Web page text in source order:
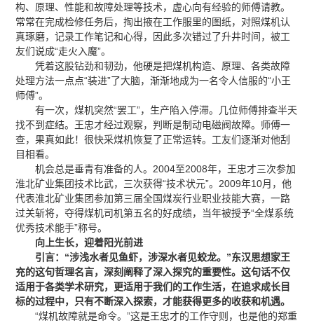
构、原理、性能和故障处理等技术，虚心向有经验的师傅请教。
常常在完成检修任务后，掏出掖在工作服里的图纸，对照煤机认
真琢磨，记录工作笔记和心得，因此多次错过了升井时间，被工
友们说成“走火入魔”。
凭着这股钻劲和韧劲，他硬是把煤机构造、原理、各类故障
处理方法一点点“装进”了大脑，渐渐地成为一名令人信服的“小王
师傅”。
有一次，煤机突然“罢工”，生产陷入停滞。几位师傅排查半天
找不到症结。王忠才经过观察，判断是制动电磁阀故障。师傅一
查，果真如此！很快采煤机恢复了正常运转。工友们逐渐对他刮
目相看。
机会总是垂青有准备的人。2004至2008年，王忠才三次参加
淮北矿业集团技术比武，三次获得“技术状元”。2009年10月，他
代表淮北矿业集团参加第三届全国煤炭行业职业技能大赛，一路
过关斩将，夺得煤机司机第五名的好成绩，当年被授予“全煤系统
优秀技术能手”称号。
向上生长，迎着阳光前进
引言： “涉浅水者见鱼虾，涉深水者见蛟龙。”东汉思想家王
充的这句哲理名言，深刻阐释了深入探究的重要性。这句话不仅
适用于各类学术研究，更适用于我们的工作生活，在追求成长目
标的过程中，只有不断深入探索，才能获得更多的收获和机遇。
“煤机故障就是命令。”这是王忠才的工作守则，也是他的郑重